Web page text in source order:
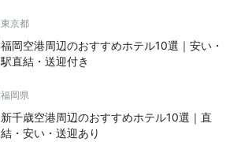
東京都
福岡空港周辺のおすすめホテル10選｜安い・
駅直結・送迎付き
福岡県
新千歳空港周辺のおすすめホテル10選｜直
結・安い・送迎あり